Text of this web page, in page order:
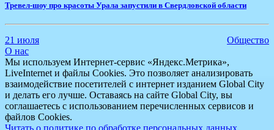
Тревел-шоу про красоты Урала запустили в Свердловской области
21 июля
Общество
О нас
Мы используем Интернет-сервис «Яндекс.Метрика»,
LiveInternet и файлы Cookies. Это позволяет анализировать
взаимодействие посетителей с интернет изданием Global City
и делать его лучше. Оставаясь на сайте Global City, вы
соглашаетесь с использованием перечисленных сервисов и
файлов Cookies.